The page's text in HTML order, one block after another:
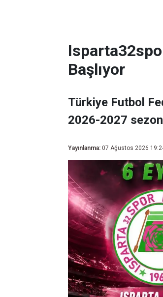
Başlıyor
Türkiye Futbol
2026-2027
Yayınlanma: 07 Ağustos 2026